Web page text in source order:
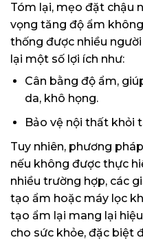
Tóm lại, mẹo đặt chậu
vọng tăng độ ẩm
thống được nhiều
lại một số lợi ích như:
Cân bằng độ ẩm,
da, khô họng.
Bảo vệ nội thất khỏi
Tuy nhiên, phương
nếu không được thực
nhiều trường hợp, các
tạo ẩm hoặc máy lọc
tạo ẩm lại mang lại
cho sức khỏe, đặc biệt